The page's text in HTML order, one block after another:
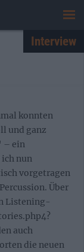
Interview
konnten
und ganz
– ein
ich nun
vorgetragen
Über
Listening-
auch
die neuen